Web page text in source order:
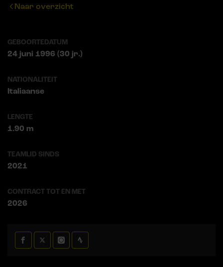
Naar overzicht
GEBOORTEDATUM
24 juni 1996 (30 jr.)
NATIONALITEIT
Italiaanse
LENGTE
1.90 m
TEAMLID SINDS
2021
CONTRACT TOT EN MET
2026